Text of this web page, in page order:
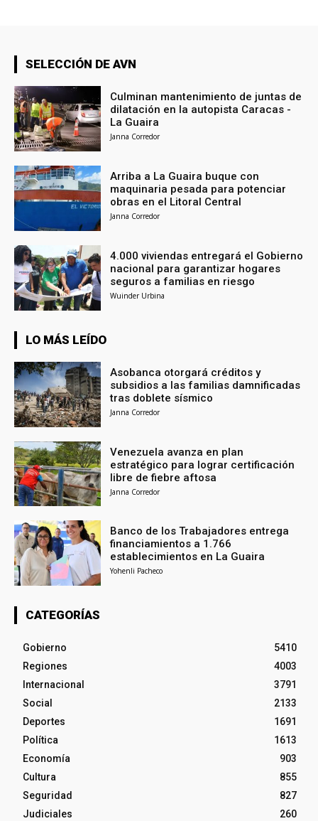
SELECCIÓN DE AVN
Culminan mantenimiento de juntas de
dilatación en la autopista Caracas -
La Guaira
Janna Corredor
Arriba a La Guaira buque con
maquinaria pesada para potenciar
obras en el Litoral Central
Janna Corredor
4.000 viviendas entregará el Gobierno
nacional para garantizar hogares
seguros a familias en riesgo
Wuinder Urbina
LO MÁS LEÍDO
Asobanca otorgará créditos y
subsidios a las familias damnificadas
tras doblete sísmico
Janna Corredor
Venezuela avanza en plan
estratégico para lograr certificación
libre de fiebre aftosa
Janna Corredor
Banco de los Trabajadores entrega
financiamientos a 1.766
establecimientos en La Guaira
Yohenli Pacheco
CATEGORÍAS
Gobierno
5410
Regiones
4003
Internacional
3791
Social
2133
Deportes
1691
Política
1613
Economía
903
Cultura
855
Seguridad
827
Judiciales
260